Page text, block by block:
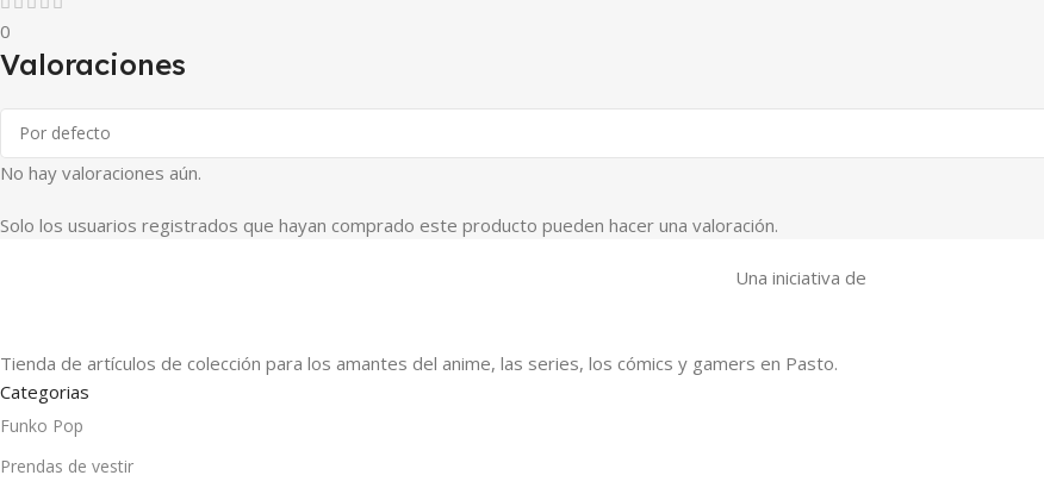
0
Valoraciones
No hay valoraciones aún.
Solo los usuarios registrados que hayan comprado este producto pueden hacer una valoración.
Una iniciativa de
Tienda de artículos de colección para los amantes del anime, las series, los cómics y gamers en Pasto.
Categorias
Funko Pop
Prendas de vestir